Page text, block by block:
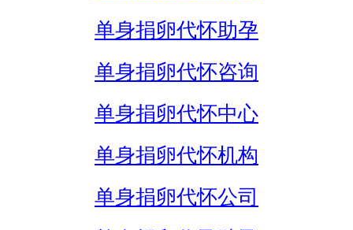
单身捐卵代怀助孕
单身捐卵代怀咨询
单身捐卵代怀中心
单身捐卵代怀机构
单身捐卵代怀公司